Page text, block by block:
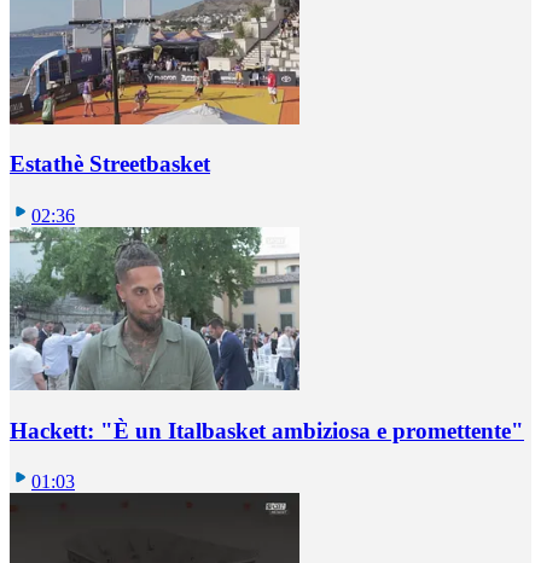
Estathè Streetbasket
02:36
Hackett: "È un Italbasket ambiziosa e promettente"
01:03